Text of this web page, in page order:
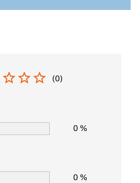
(0)
0 %
0 %